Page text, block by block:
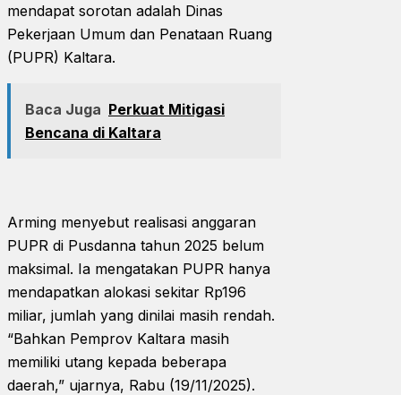
mendapat sorotan adalah Dinas
Pekerjaan Umum dan Penataan Ruang
(PUPR) Kaltara.
Baca Juga Perkuat Mitigasi
Bencana di Kaltara
Arming menyebut realisasi anggaran
PUPR di Pusdanna tahun 2025 belum
maksimal. Ia mengatakan PUPR hanya
mendapatkan alokasi sekitar Rp196
miliar, jumlah yang dinilai masih rendah.
“Bahkan Pemprov Kaltara masih
memiliki utang kepada beberapa
daerah,” ujarnya, Rabu (19/11/2025).